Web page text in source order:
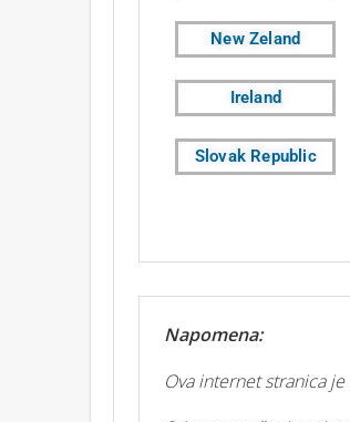
New Zeland
Ireland
Slovak Republic
Napomena:
Ova internet stranica